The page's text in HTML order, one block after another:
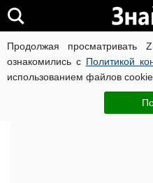
Продолжая просматривать
ознакомились с Политикой
использованием файлов cookie.
ВОЙНА РОССИИ